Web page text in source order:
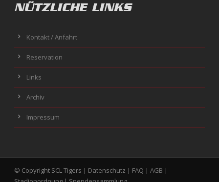
NÜTZLICHE LINKS
Kontakt / Anfahrt
Reservation
Links
Archiv
Impressum
© Copyright SCL Tigers | Datenschutz | FAQ | AGB |